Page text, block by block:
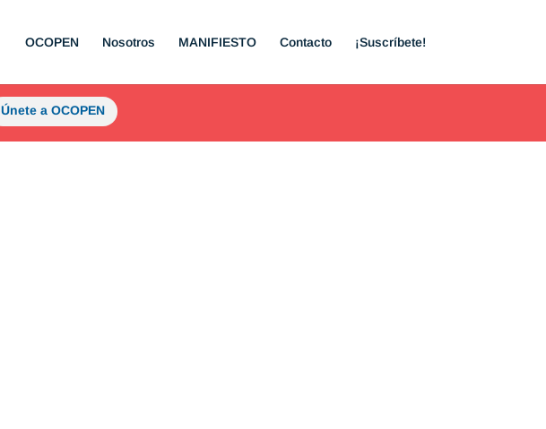
OCOPEN Nosotros MANIFIESTO Contacto ¡Suscríbete!
Únete a OCOPEN